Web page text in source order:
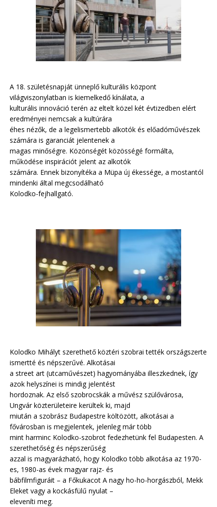
A 18. születésnapját ünneplő kulturális központ
világviszonylatban is kiemelkedő kínálata, a
kulturális innováció terén az eltelt közel két évtizedben elért
eredményei nemcsak a kultúrára
éhes nézők, de a legelismertebb alkotók és előadóművészek
számára is garanciát jelentenek a
magas minőségre. Közönségét közösségé formálta,
működése inspirációt jelent az alkotók
számára. Ennek bizonyítéka a Müpa új ékessége, a mostantól
mindenki által megcsodálható
Kolodko-fejhallgató.
Kolodko Mihályt szerethető köztéri szobrai tették országszerte
ismertté és népszerűvé. Alkotásai
a street art (utcaművészet) hagyományába illeszkednek, így
azok helyszínei is mindig jelentést
hordoznak. Az első szobrocskák a művész szülővárosa,
Ungvár közterületeire kerültek ki, majd
miután a szobrász Budapestre költözött, alkotásai a
fővárosban is megjelentek, jelenleg már több
mint harminc Kolodko-szobrot fedezhetünk fel Budapesten. A
szerethetőség és népszerűség
azzal is magyarázható, hogy Kolodko több alkotása az 1970-
es, 1980-as évek magyar rajz- és
bábfilmfiguráit – a Főkukacot A nagy ho-ho-horgászból, Mekk
Eleket vagy a kockásfülű nyulat –
eleveníti meg.